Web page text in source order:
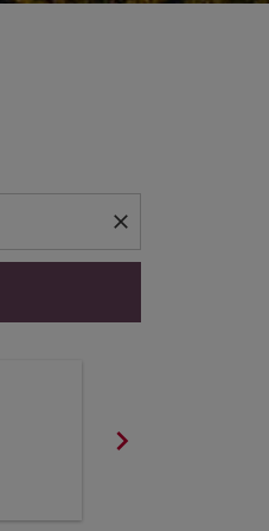
close
chevron_right